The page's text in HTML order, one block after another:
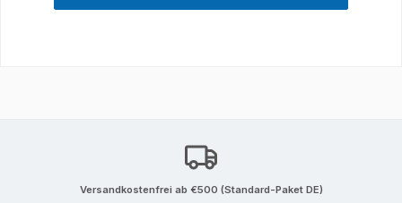
Versandkostenfrei ab €500 (Standard-Paket DE)